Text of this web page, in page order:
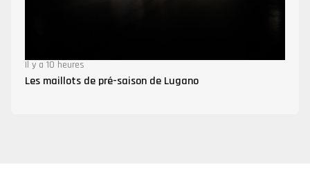
Il y a 10 heures
Les maillots de pré-saison de Lugano